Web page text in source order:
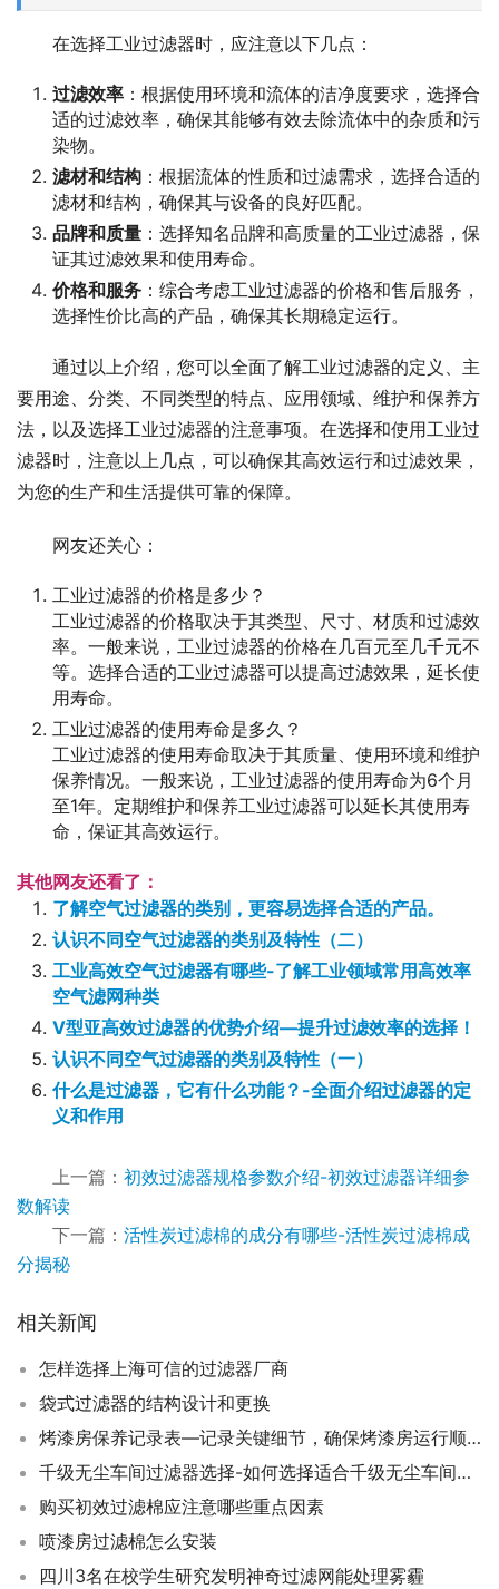
在选择工业过滤器时，应注意以下几点：
过滤效率 ：根据使用环境和流体的洁净度要求，选择合
适的过滤效率，确保其能够有效去除流体中的杂质和污
染物。
滤材和结构 ：根据流体的性质和过滤需求，选择合适的
滤材和结构，确保其与设备的良好匹配。
品牌和质量 ：选择知名品牌和高质量的工业过滤器，保
证其过滤效果和使用寿命。
价格和服务 ：综合考虑工业过滤器的价格和售后服务，
选择性价比高的产品，确保其长期稳定运行。
通过以上介绍，您可以全面了解工业过滤器的定义、主
要用途、分类、不同类型的特点、应用领域、维护和保养方
法，以及选择工业过滤器的注意事项。在选择和使用工业过
滤器时，注意以上几点，可以确保其高效运行和过滤效果，
为您的生产和生活提供可靠的保障。
网友还关心：
工业过滤器的价格是多少？
工业过滤器的价格取决于其类型、尺寸、材质和过滤效
率。一般来说，工业过滤器的价格在几百元至几千元不
等。选择合适的工业过滤器可以提高过滤效果，延长使
用寿命。
工业过滤器的使用寿命是多久？
工业过滤器的使用寿命取决于其质量、使用环境和维护
保养情况。一般来说，工业过滤器的使用寿命为6个月
至1年。定期维护和保养工业过滤器可以延长其使用寿
命，保证其高效运行。
其他网友还看了：
了解空气过滤器的类别，更容易选择合适的产品。
认识不同空气过滤器的类别及特性（二）
工业高效空气过滤器有哪些-了解工业领域常用高效率
空气滤网种类
V型亚高效过滤器的优势介绍—提升过滤效率的选择！
认识不同空气过滤器的类别及特性（一）
什么是过滤器，它有什么功能？-全面介绍过滤器的定
义和作用
上一篇： 初效过滤器规格参数介绍-初效过滤器详细参
数解读
下一篇： 活性炭过滤棉的成分有哪些-活性炭过滤棉成
分揭秘
相关新闻
怎样选择上海可信的过滤器厂商
袋式过滤器的结构设计和更换
烤漆房保养记录表—记录关键细节，确保烤漆房运行顺畅
千级无尘车间过滤器选择-如何选择适合千级无尘车间的过滤器？
购买初效过滤棉应注意哪些重点因素
喷漆房过滤棉怎么安装
四川3名在校学生研究发明神奇过滤网能处理雾霾